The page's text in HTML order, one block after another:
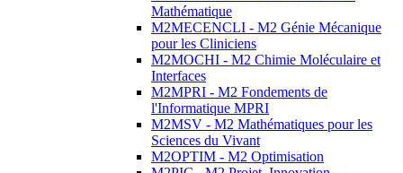
Mathématique
M2MECENCLI - M2 Génie Mécanique
pour les Cliniciens
M2MOCHI - M2 Chimie Moléculaire et
Interfaces
M2MPRI - M2 Fondements de
l'Informatique MPRI
M2MSV - M2 Mathématiques pour les
Sciences du Vivant
M2OPTIM - M2 Optimisation